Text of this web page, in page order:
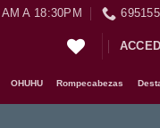
A 18:30PM
OHUHU Rompecabezas